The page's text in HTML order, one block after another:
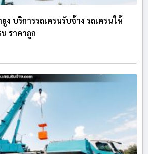
ง บริการรถเครนรับจ้าง รถเครนให้
ราคาถูก